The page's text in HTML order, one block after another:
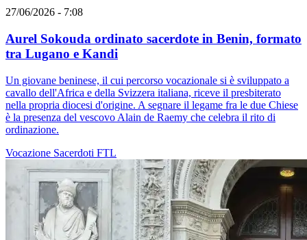
27/06/2026 - 7:08
Aurel Sokouda ordinato sacerdote in Benin, formato
tra Lugano e Kandi
Un giovane beninese, il cui percorso vocazionale si è sviluppato a
cavallo dell'Africa e della Svizzera italiana, riceve il presbiterato
nella propria diocesi d'origine. A segnare il legame fra le due Chiese
è la presenza del vescovo Alain de Raemy che celebra il rito di
ordinazione.
Vocazione Sacerdoti FTL